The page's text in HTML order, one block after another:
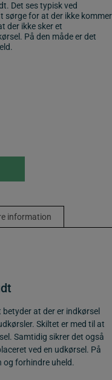
Det ses typisk ved
sørge for at der ikke kommer
der ikke sker et
På den måde er det
information
at der er indkørsel
Skiltet er med til at
Samtidig sikrer det også
ved en udkørsel. På
og forhindre uheld.